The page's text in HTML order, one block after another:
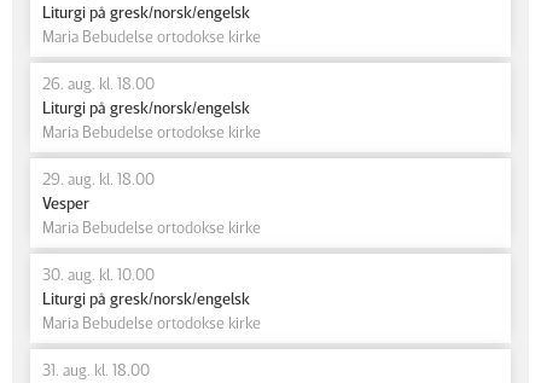
Liturgi på gresk/norsk/engelsk
Maria Bebudelse ortodokse kirke
26. aug. kl. 18.00
Liturgi på gresk/norsk/engelsk
Maria Bebudelse ortodokse kirke
29. aug. kl. 18.00
Vesper
Maria Bebudelse ortodokse kirke
30. aug. kl. 10.00
Liturgi på gresk/norsk/engelsk
Maria Bebudelse ortodokse kirke
31. aug. kl. 18.00